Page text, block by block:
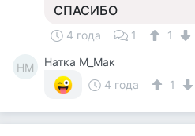
СПАСИБО
4 года 1 1
НМ
Натка М_Мак
4 года
1